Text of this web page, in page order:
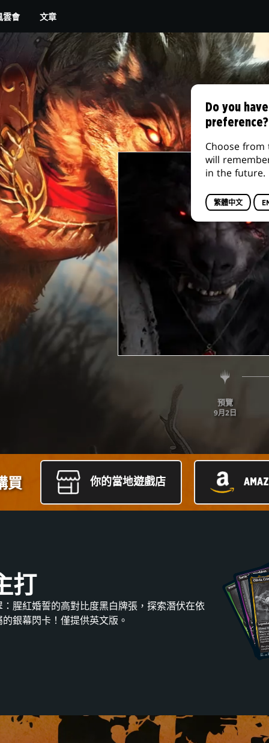
雲會 文章
預覽
9月2日
買 你的當地遊戲店
腥紅婚誓的高對比度黑白牌張，探索潛伏在依
銀幕閃卡！僅提供英文版。
Do you
preference?
Choose
will
in the future.
繁體中文